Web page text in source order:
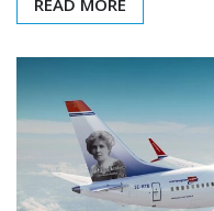
READ MORE